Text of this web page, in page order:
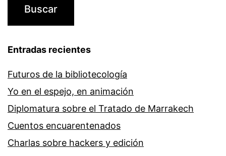
Entradas recientes
Futuros de la bibliotecología
Yo en el espejo, en animación
Diplomatura sobre el Tratado de Marrakech
Cuentos encuarentenados
Charlas sobre hackers y edición